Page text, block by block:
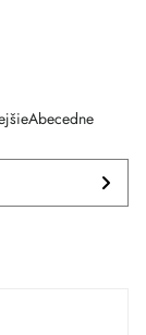
Abecedne